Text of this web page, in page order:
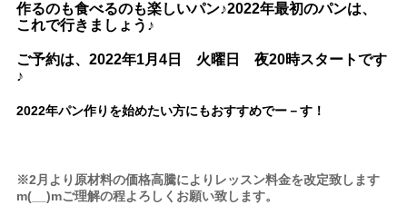
作るのも食べるのも楽しいパン♪2022年最初のパンは、
これで行きましょう♪
ご予約は、2022年1月4日 火曜日 夜20時スタートです
♪
2022年パン作りを始めたい方にもおすすめでー－す！
※2月より原材料の価格高騰によりレッスン料金を改定致します
m(__)mご理解の程よろしくお願い致します。